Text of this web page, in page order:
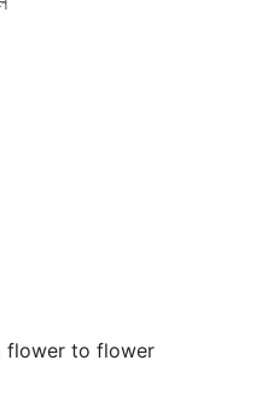
flower to flower